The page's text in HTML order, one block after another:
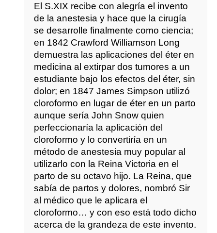
El S.XIX recibe con alegría el invento
de la anestesia y hace que la cirugía
se desarrolle finalmente como ciencia;
en 1842 Crawford Williamson Long
demuestra las aplicaciones del éter en
medicina al extirpar dos tumores a un
estudiante bajo los efectos del éter, sin
dolor; en 1847 James Simpson utilizó
cloroformo en lugar de éter en un parto
aunque sería John Snow quien
perfeccionaría la aplicación del
cloroformo y lo convertiría en un
método de anestesia muy popular al
utilizarlo con la Reina Victoria en el
parto de su octavo hijo. La Reina, que
sabía de partos y dolores, nombró Sir
al médico que le aplicara el
cloroformo… y con eso está todo dicho
acerca de la grandeza de este invento.